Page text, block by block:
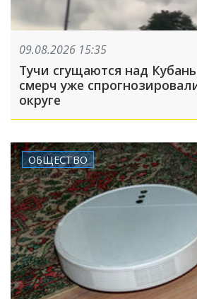
09.08.2026 15:35
Тучи сгущаются над
смерч уже
округе
ОБЩЕСТВО